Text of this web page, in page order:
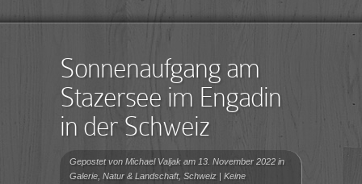
Sonnenaufgang am
Stazersee im Engadin
in der Schweiz
Gepostet von Michael Valjak am 13. November 2022 in
Galerie Natur & Landschaft, Schweiz | Keine